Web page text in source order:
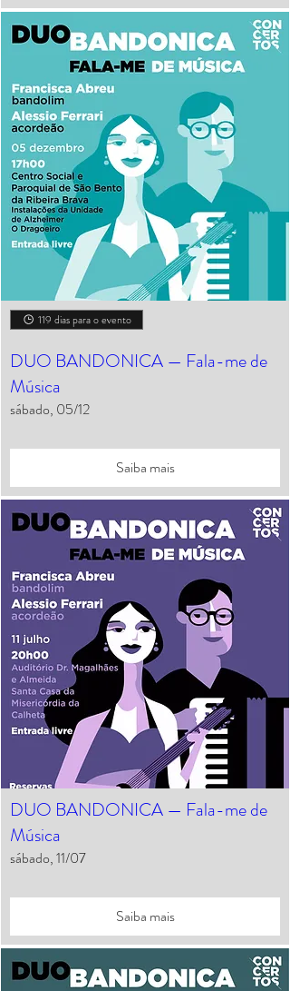
119 dias para o evento
DUO BANDONICA — Fala-me de
Música
sábado, 05/12
Saiba mais
DUO BANDONICA — Fala-me de
Música
sábado, 11/07
Saiba mais